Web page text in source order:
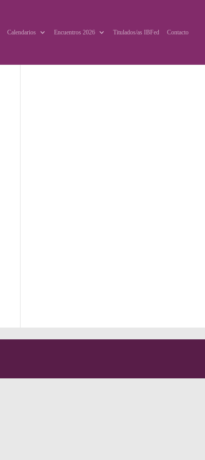
Calendarios Encuentros 2026 Titulados/as IBFed Contacto